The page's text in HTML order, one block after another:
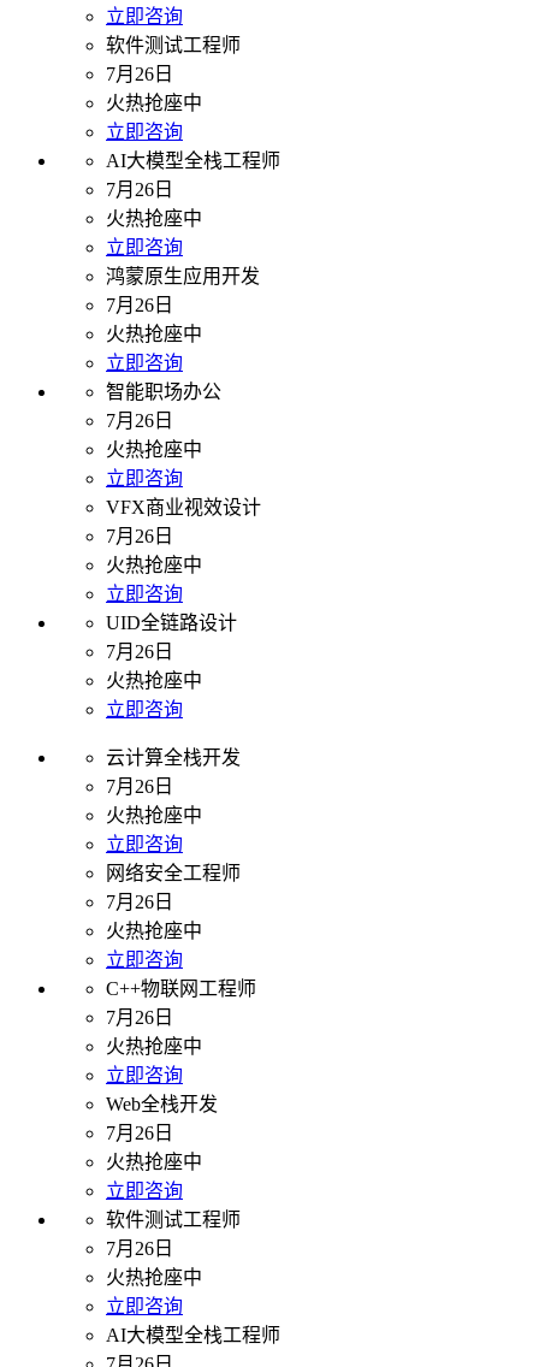
立即咨询
软件测试工程师
7月26日
火热抢座中
立即咨询
AI大模型全栈工程师
7月26日
火热抢座中
立即咨询
鸿蒙原生应用开发
7月26日
火热抢座中
立即咨询
智能职场办公
7月26日
火热抢座中
立即咨询
VFX商业视效设计
7月26日
火热抢座中
立即咨询
UID全链路设计
7月26日
火热抢座中
立即咨询
云计算全栈开发
7月26日
火热抢座中
立即咨询
网络安全工程师
7月26日
火热抢座中
立即咨询
C++物联网工程师
7月26日
火热抢座中
立即咨询
Web全栈开发
7月26日
火热抢座中
立即咨询
软件测试工程师
7月26日
火热抢座中
立即咨询
AI大模型全栈工程师